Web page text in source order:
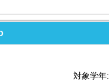
対象学年: